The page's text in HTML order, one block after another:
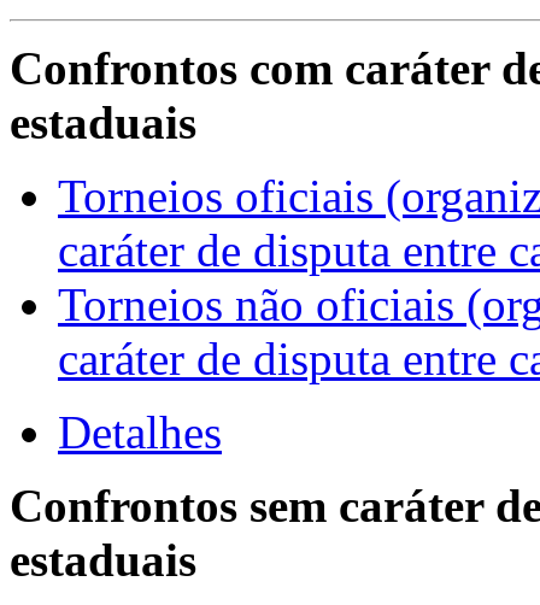
Confrontos com caráter
estaduais
Torneios oficiais
caráter de disputa entre
Torneios não oficiais
caráter de disputa entre
Detalhes
Confrontos sem caráter
estaduais